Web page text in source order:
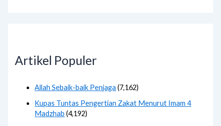
Artikel Populer
Allah Sebaik-baik Penjaga (7,162)
Kupas Tuntas Pengertian Zakat Menurut Imam 4
Madzhab (4,192)